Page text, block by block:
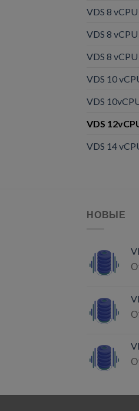
VDS 8
VDS 8
VDS 8
VDS 10
VDS
VDS
VDS 14
НОВЫЕ